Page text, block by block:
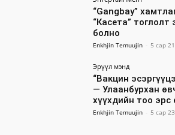
“Gangbay”
“Касета”
болно
Enkhjin Temuujin - 5 сар
Эрүүл мэнд
“Вакцин
— Улаанбурхан
хүүхдийн тоо эрс
Enkhjin Temuujin - 5 сар